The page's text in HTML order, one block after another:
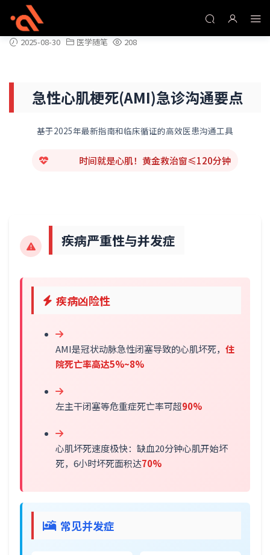
急性心肌梗死(AMI)急诊沟通要点
2025-08-30 医学随笔 208
急性心肌梗死(AMI)急诊沟通要点
基于2025年最新指南和临床循证的高效医患沟通工具
时间就是心肌！黄金救治窗≤120分钟
疾病严重性与并发症
疾病凶险性
AMI是冠状动脉急性闭塞导致的心肌坏死， 住
院死亡率高达5%~8%
左主干闭塞等危重症死亡率可超90%
心肌坏死速度极快：缺血20分钟心肌开始坏
死，6小时坏死面积达70%
常见并发症